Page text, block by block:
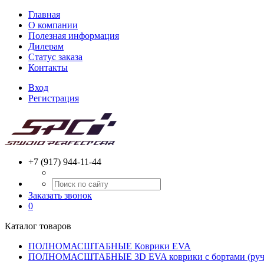
Главная
О компании
Полезная информация
Дилерам
Статус заказа
Контакты
Вход
Регистрация
+7 (917) 944-11-44
Заказать звонок
0
Каталог товаров
ПОЛНОМАСШТАБНЫЕ Коврики EVA
ПОЛНОМАСШТАБНЫЕ 3D EVA коврики с бортами